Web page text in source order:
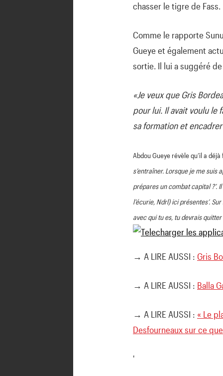
chasser le tigre de Fass.
Comme le rapporte
Gueye et également
sortie. Il lui a suggéré
«Je veux que Gris
pour lui. Il avait voulu le
sa formation et
Abdou Gueye révèle qu’il a
s’entraîner. Lorsque je me suis
prépares un combat capital ?’.
l’écurie, Ndrl) ici présentes’.
avec qui tu es, tu devrais
→ A LIRE AUSSI : Gris
→ A LIRE AUSSI : Balla
→ A LIRE AUSSI : « Le
Desfourneaux sur ce
'